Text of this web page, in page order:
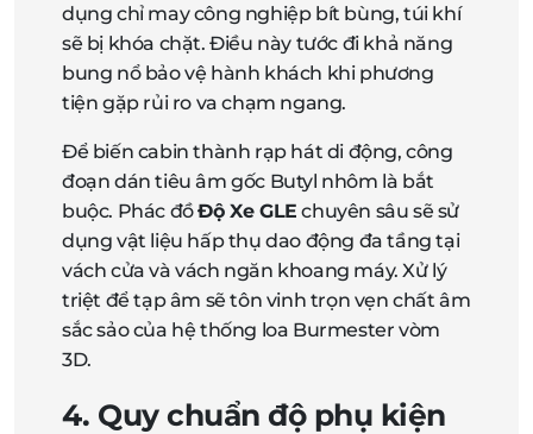
dụng chỉ may công nghiệp bít bùng, túi khí
sẽ bị khóa chặt. Điều này tước đi khả năng
bung nổ bảo vệ hành khách khi phương
tiện gặp rủi ro va chạm ngang.
Để biến cabin thành rạp hát di động, công
đoạn dán tiêu âm gốc Butyl nhôm là bắt
buộc. Phác đồĐộ Xe GLE chuyên sâu sẽ sử
dụng vật liệu hấp thụ dao động đa tầng tại
vách cửa và vách ngăn khoang máy. Xử lý
triệt để tạp âm sẽ tôn vinh trọn vẹn chất âm
sắc sảo của hệ thống loa Burmester vòm
3D.
4. Quy chuẩn độ phụ kiện